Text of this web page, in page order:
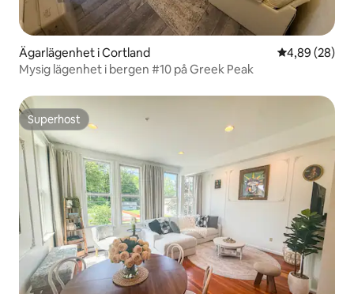
Ägarlägenhet i Cortland 4,89 av 5 i
4,89 (28)
Mysig lägenhet i bergen #10 på Greek Peak
Superhost
Superhost